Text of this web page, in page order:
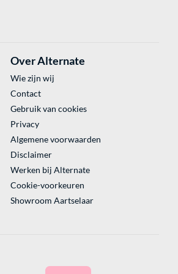
Over Alternate
Wie zijn wij
Contact
Gebruik van cookies
Privacy
Algemene voorwaarden
Disclaimer
Werken bij Alternate
Cookie-voorkeuren
Showroom Aartselaar